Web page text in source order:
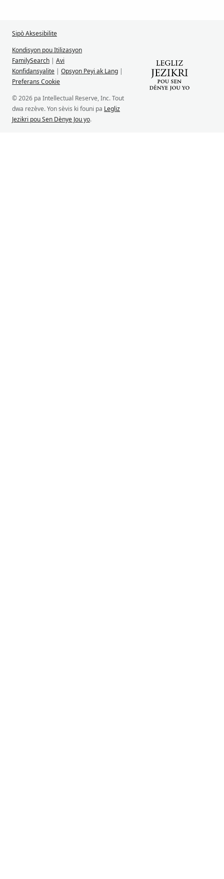
Sipò Aksesibilite
Kondisyon pou Itilizasyon
FamilySearch | Avi
Konfidansyalite | Opsyon Peyi ak Lang |
Preferans Cookie
© 2026 pa Intellectual Reserve, Inc. Tout
dwa rezève. Yon sèvis ki founi pa Legliz
Jezikri pou Sen Dènye Jou yo.